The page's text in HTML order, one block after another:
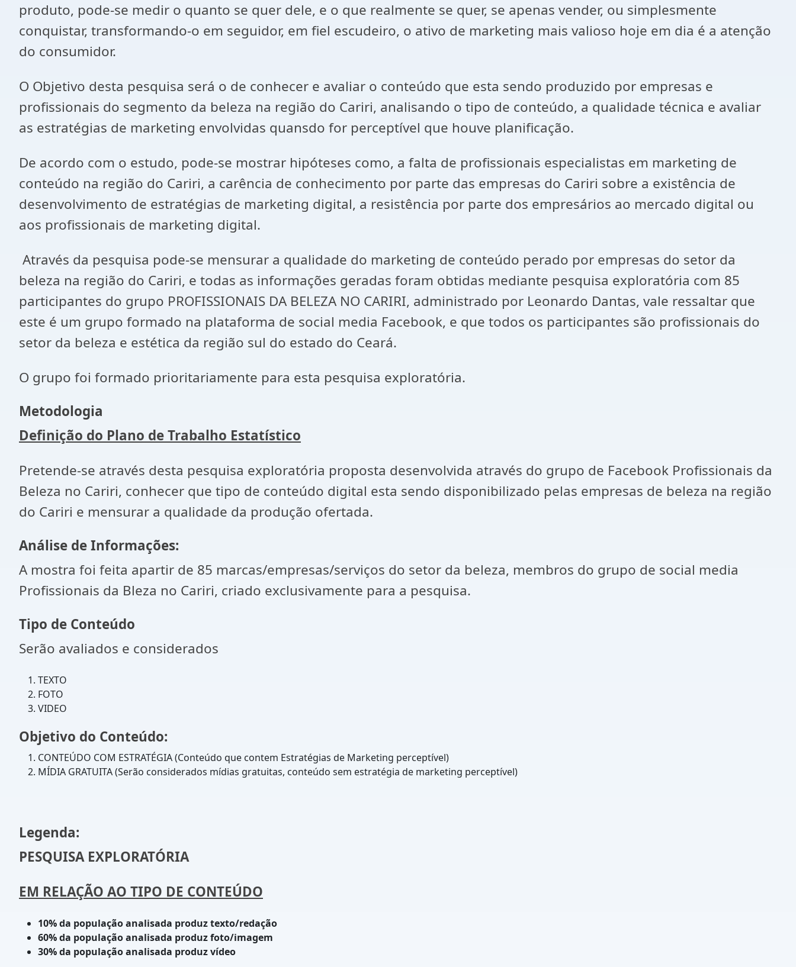
produto, pode-se medir o quanto se quer dele, e o que realmente se quer, se apenas vender, ou simplesmente
conquistar, transformando-o em seguidor, em fiel escudeiro, o ativo de marketing mais valioso hoje em dia é a atenção
do consumidor.
O Objetivo desta pesquisa será o de conhecer e avaliar o conteúdo que esta sendo produzido por empresas e
profissionais do segmento da beleza na região do Cariri, analisando o tipo de conteúdo, a qualidade técnica e avaliar
as estratégias de marketing envolvidas quansdo for perceptível que houve planificação.
De acordo com o estudo, pode-se mostrar hipóteses como, a falta de profissionais especialistas em marketing de
conteúdo na região do Cariri, a carência de conhecimento por parte das empresas do Cariri sobre a existência de
desenvolvimento de estratégias de marketing digital, a resistência por parte dos empresários ao mercado digital ou
aos profissionais de marketing digital.
Através da pesquisa pode-se mensurar a qualidade do marketing de conteúdo perado por empresas do setor da
beleza na região do Cariri, e todas as informações geradas foram obtidas mediante pesquisa exploratória com 85
participantes do grupo PROFISSIONAIS DA BELEZA NO CARIRI, administrado por Leonardo Dantas, vale ressaltar que
este é um grupo formado na plataforma de social media Facebook, e que todos os participantes são profissionais do
setor da beleza e estética da região sul do estado do Ceará.
O grupo foi formado prioritariamente para esta pesquisa exploratória.
Metodologia
Definição do Plano de Trabalho Estatístico
Pretende-se através desta pesquisa exploratória proposta desenvolvida através do grupo de Facebook Profissionais da
Beleza no Cariri, conhecer que tipo de conteúdo digital esta sendo disponibilizado pelas empresas de beleza na região
do Cariri e mensurar a qualidade da produção ofertada.
Análise de Informações:
A mostra foi feita apartir de 85 marcas/empresas/serviços do setor da beleza, membros do grupo de social media
Profissionais da Bleza no Cariri, criado exclusivamente para a pesquisa.
Tipo de Conteúdo
Serão avaliados e considerados
TEXTO
FOTO
VIDEO
Objetivo do Conteúdo:
CONTEÚDO COM ESTRATÉGIA (Conteúdo que contem Estratégias de Marketing perceptível)
MÍDIA GRATUITA (Serão considerados mídias gratuitas, conteúdo sem estratégia de marketing perceptível)
Legenda:
PESQUISA EXPLORATÓRIA
EM RELAÇÃO AO TIPO DE CONTEÚDO
10% da população analisada produz texto/redação
60% da população analisada produz foto/imagem
30% da população analisada produz vídeo